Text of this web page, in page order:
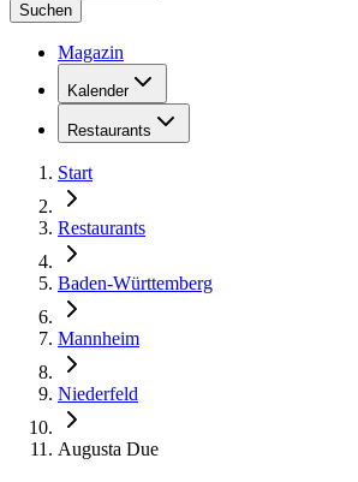
Suchen
Magazin
Kalender
Restaurants
Start
Restaurants
Baden-Württemberg
Mannheim
Niederfeld
Augusta Due